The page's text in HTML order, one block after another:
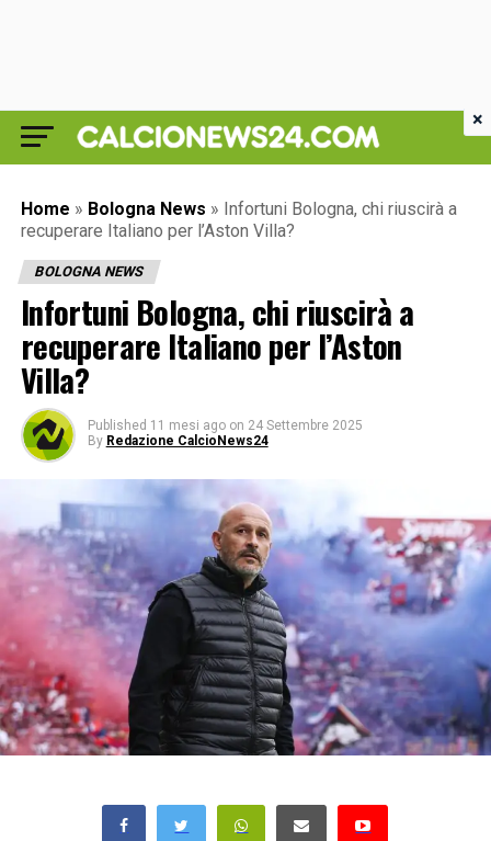
Home » Bologna News » Infortuni Bologna, chi riuscirà a
recuperare Italiano per l’Aston Villa?
BOLOGNA NEWS
Infortuni Bologna, chi riuscirà a
recuperare Italiano per l’Aston
Villa?
Published 11 mesi ago on 24 Settembre 2025
By Redazione CalcioNews24
×